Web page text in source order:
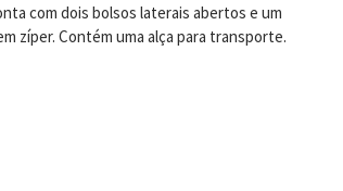
com dois bolsos laterais abertos e um
zíper. Contém uma alça para transporte.